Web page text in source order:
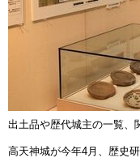
出土品や歴代城主の一覧、
高天神城が今年4月、歴史